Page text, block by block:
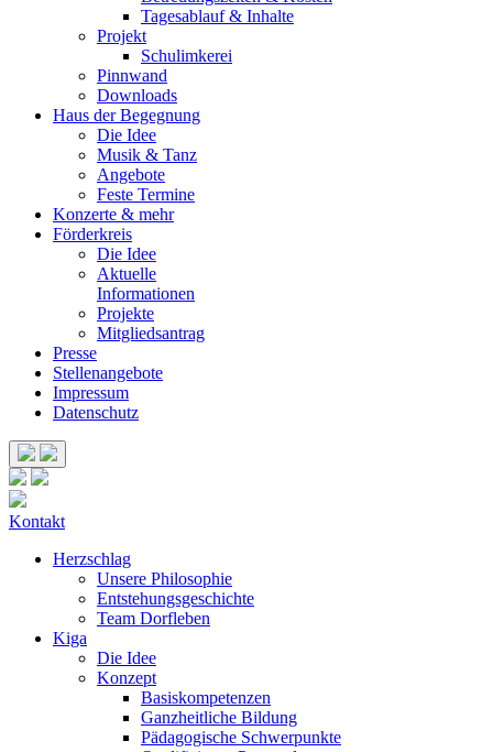
Tagesablauf & Inhalte
Projekt
Schulimkerei
Pinnwand
Downloads
Haus der Begegnung
Die Idee
Musik & Tanz
Angebote
Feste Termine
Konzerte & mehr
Förderkreis
Die Idee
Aktuelle
Informationen
Projekte
Mitgliedsantrag
Presse
Stellenangebote
Impressum
Datenschutz
Kontakt
Herzschlag
Unsere Philosophie
Entstehungsgeschichte
Team Dorfleben
Kiga
Die Idee
Konzept
Basiskompetenzen
Ganzheitliche Bildung
Pädagogische Schwerpunkte